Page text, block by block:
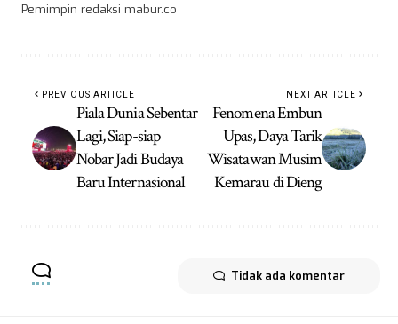
Pemimpin redaksi mabur.co
PREVIOUS ARTICLE
Piala Dunia Sebentar
Lagi, Siap-siap
Nobar Jadi Budaya
Baru Internasional
NEXT ARTICLE
Fenomena Embun
Upas, Daya Tarik
Wisatawan Musim
Kemarau di Dieng
Tidak ada komentar